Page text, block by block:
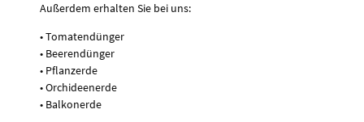
Außerdem erhalten Sie bei uns:
• Tomatendünger
• Beerendünger
• Pflanzerde
• Orchideenerde
• Balkonerde